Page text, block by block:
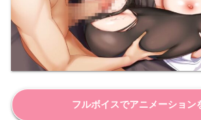
フルボイスでアニメーション